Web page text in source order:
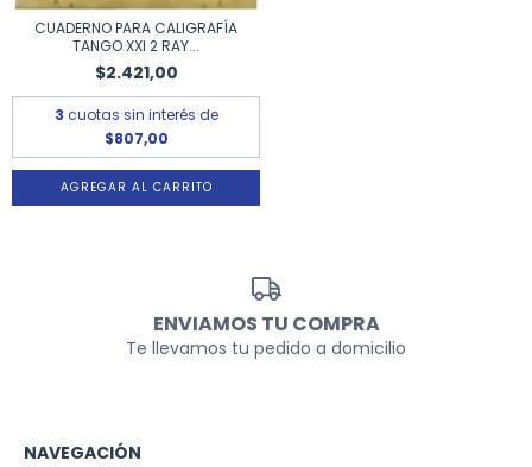
CUADERNO PARA CALIGRAFÍA
TANGO XXI 2 RAY...
$2.421,00
3 cuotas sin interés de
$807,00
ENVIAMOS TU COMPRA
Te llevamos tu pedido a domicilio
NAVEGACIÓN